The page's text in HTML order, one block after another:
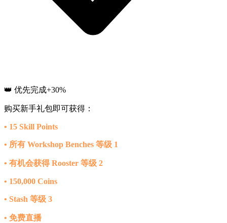
👑 优先完成+30%
购买新手礼包即可获得：
• 15 Skill Points
• 所有 Workshop Benches 等级 1
• 有机会获得 Rooster 等级 2
• 150,000 Coins
• Stash 等级 3
• 免费直播